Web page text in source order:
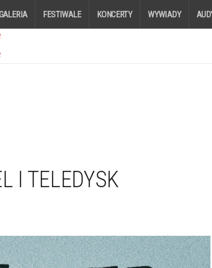
FESTIWALE KONCERTY WYWIADY
I TELEDYSK